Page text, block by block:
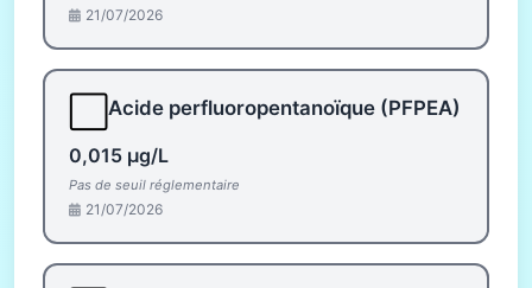
21/07/2026
Acide perfluoropentanoïque (PFPEA)
0,015 µg/L
Pas de seuil réglementaire
21/07/2026